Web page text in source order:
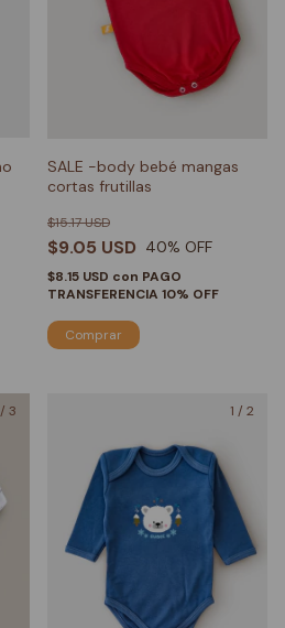
SALE -body bebé mangas
cortas frutillas
$9.05 USD
$15.17 USD
40% OFF
$8.15 USD con PAGO
TRANSFERENCIA 10% OFF
Comprar
/ 3 1 / 2